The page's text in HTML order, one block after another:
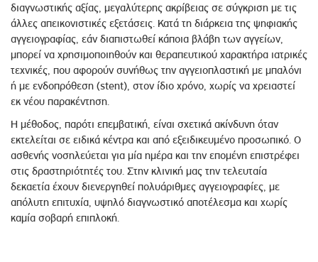
διαγνωστικής αξίας, μεγαλύτερης ακρίβειας σε σύγκριση με τις
άλλες απεικονιστικές εξετάσεις. Κατά τη διάρκεια της ψηφιακής
αγγειογραφίας, εάν διαπιστωθεί κάποια βλάβη των αγγείων,
μπορεί να χρησιμοποιηθούν και θεραπευτικού χαρακτήρα ιατρικές
τεχνικές, που αφορούν συνήθως την αγγειοπλαστική με μπαλόνι
ή με ενδοπρόθεση (stent), στον ίδιο χρόνο, χωρίς να χρειαστεί
εκ νέου παρακέντηση.
Η μέθοδος, παρότι επεμβατική, είναι σχετικά ακίνδυνη όταν
εκτελείται σε ειδικά κέντρα και από εξειδικευμένο προσωπικό. Ο
ασθενής νοσηλεύεται για μία ημέρα και την επομένη επιστρέφει
στις δραστηριότητές του. Στην κλινική μας την τελευταία
δεκαετία έχουν διενεργηθεί πολυάριθμες αγγειογραφίες, με
απόλυτη επιτυχία, υψηλό διαγνωστικό αποτέλεσμα και χωρίς
καμία σοβαρή επιπλοκή.